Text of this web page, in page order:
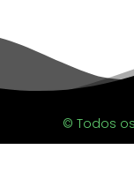
© Todos